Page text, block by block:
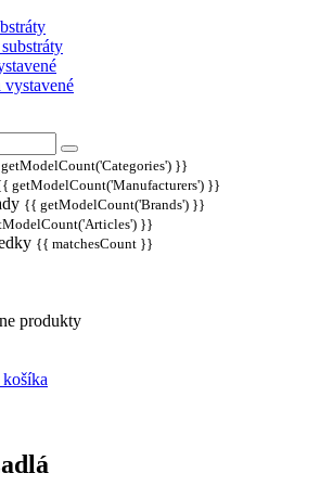
}}
getModelCount('Manufacturers') }}
{{ getModelCount('Brands') }}
}}
{{ matchesCount }}
produkty